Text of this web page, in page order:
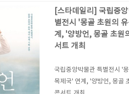
[스타데일리] 국립중
별전시 '몽골 초원의
계, '양방언, 몽골 초원
서트 개최
국립중앙박물관 특별전시 '
목제국' 연계, '양방언, 몽골